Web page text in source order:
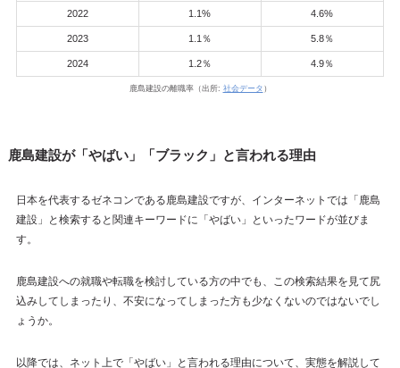
2022 1.1% 4.6%
2023 1.1％ 5.8％
2024 1.2％ 4.9％
鹿島建設の離職率（出所: 社会データ ）
鹿島建設が「やばい」「ブラック」と言われる理由
日本を代表するゼネコンである鹿島建設ですが、インターネットでは「鹿島
建設」と検索すると関連キーワードに「やばい」といったワードが並びま
す。
鹿島建設への就職や転職を検討している方の中でも、この検索結果を見て尻
込みしてしまったり、不安になってしまった方も少なくないのではないでし
ょうか。
以降では、ネット上で「やばい」と言われる理由について、実態を解説して